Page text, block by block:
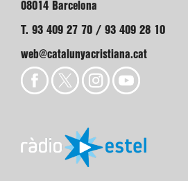
08014 Barcelona
T. 93 409 27 70 / 93 409 28 10
web@catalunyacristiana.cat